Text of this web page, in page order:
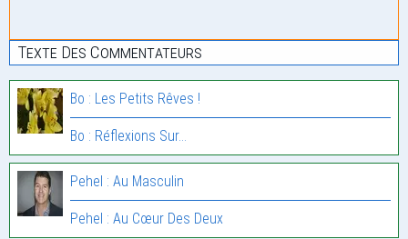
Texte Des Commentateurs
Bo : Les Petits Rêves !
Bo : Réflexions Sur…
Pehel : Au Masculin
Pehel : Au Cœur Des Deux